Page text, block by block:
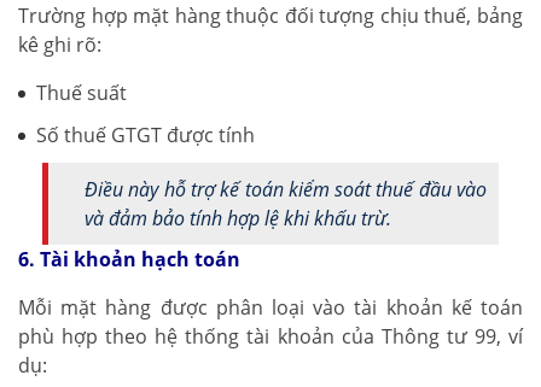
Trường hợp mặt hàng thuộc đối tượng chịu thuế, bảng
kê ghi rõ:
Thuế suất
Số thuế GTGT được tính
Điều này hỗ trợ kế toán kiểm soát thuế đầu vào
và đảm bảo tính hợp lệ khi khấu trừ.
6. Tài khoản hạch toán
Mỗi mặt hàng được phân loại vào tài khoản kế toán
phù hợp theo hệ thống tài khoản của Thông tư 99, ví
dụ: